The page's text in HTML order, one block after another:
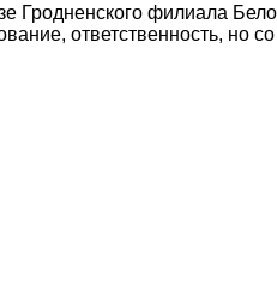
Гродненского филиала
ответственность, но